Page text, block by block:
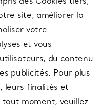
site, améliorer la
votre
et vous
du contenu
publicités. Pour plus
leurs finalités et
moment, veuillez